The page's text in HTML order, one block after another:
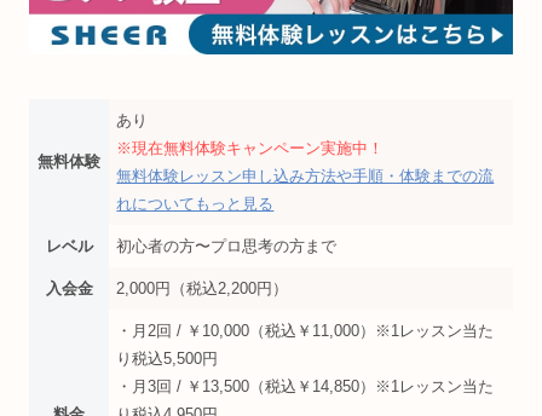
無料体験
あり
※現在無料体験キャンペーン実施中！
無料体験レッスン申し込み方法や手順・体験までの流
れについてもっと見る
レベル 初心者の方〜プロ思考の方まで
入会金 2,000円（税込2,200円）
・月2回 / ￥10,000（税込￥11,000）※1レッスン当た
り税込5,500円
・月3回 / ￥13,500（税込￥14,850）※1レッスン当た